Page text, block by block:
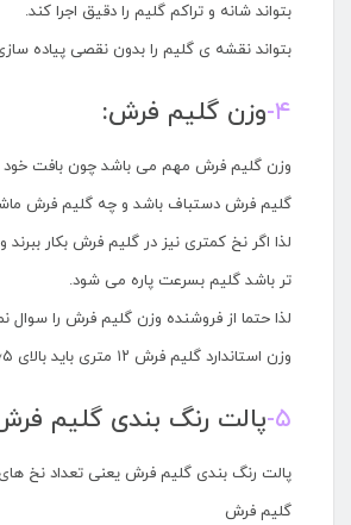
بتواند شانه و تراکم گلیم را دقیق اجرا کند.
بتواند نقشه ی گلیم را بدون نقصی پیاده
۴- وزن گلیم فرش:
وزن گلیم فرش مهم می باشد چون بافت
گلیم فرش دستباف باشد و چه گلیم فرش
لذا اگر نخ کمتری نیز در گلیم فرش بکار
تر باشد گلیم بسرعت پاره می شود.
لذا حتما از فروشنده وزن گلیم فرش را سوال
وزن استاندارد گلیم فرش ۱۲ متری باید بالای ۱٫۵ کیلوگرم باشد.
۵- پالت رنگ بندی گلیم
پالت رنگ بندی گلیم فرش یعنی تعداد نخ
گلیم فرش